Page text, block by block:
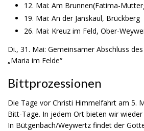
12. Mai: Am Brunnen(Fatima-
19. Mai: An der Janskaul, Brückberg
26. Mai: Kreuz im Feld, Ober-
Di., 31. Mai: Gemeinsamer Abschluss
„Maria im Felde“
Bittprozessionen
Die Tage vor Christi Himmelfahrt am 5.
Bitt-Tage. In jedem Ort bieten wir
In Bütgenbach/Weywertz findet der